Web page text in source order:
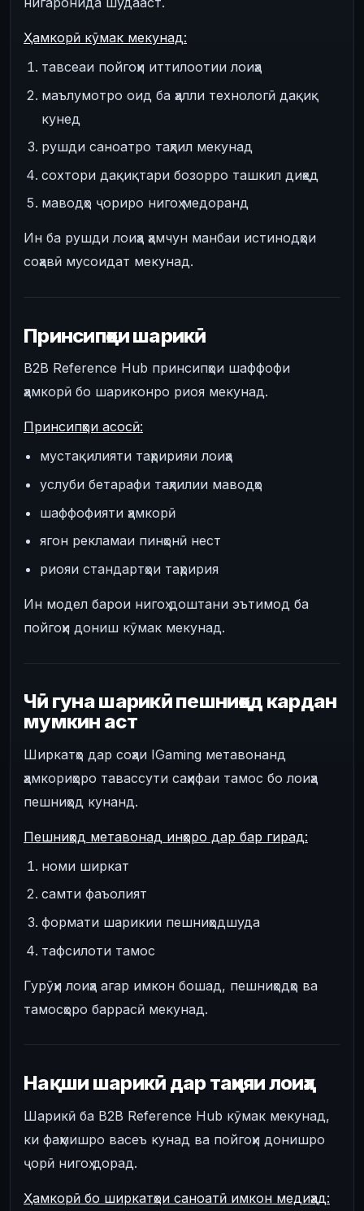
Ҳамкорӣ кӯмак мекунад:
тавсеаи пойгоҳи иттилоотии лоиҳа
маълумотро оид ба ҳалли технологӣ дақиқ
кунед
рушди саноатро таҳлил мекунад
сохтори дақиқтари бозорро ташкил диҳед
маводҳо ҷориро нигоҳ медоранд
Ин ба рушди лоиҳа ҳамчун манбаи истинодҳои
соҳавӣ мусоидат мекунад.
Принсипҳои шарикӣ
B2B Reference Hub принсипҳои шаффофи
ҳамкорӣ бо шариконро риоя мекунад.
Принсипҳои асосӣ:
мустақилияти таҳририяи лоиҳа
услуби бетарафи таҳлилии маводҳо
шаффофияти ҳамкорӣ
ягон рекламаи пинҳонӣ нест
риояи стандартҳои таҳририя
Ин модел барои нигоҳ доштани эътимод ба
пойгоҳи дониш кӯмак мекунад.
Чӣ гуна шарикӣ пешниҳод кардан
мумкин аст
Ширкатҳо дар соҳаи IGaming метавонанд
ҳамкориҳоро тавассути саҳифаи тамос бо лоиҳа
пешниҳод кунанд.
Пешниҳод метавонад инҳоро дар бар гирад:
номи ширкат
самти фаъолият
формати шарикии пешниҳодшуда
тафсилоти тамос
Гурӯҳи лоиҳа агар имкон бошад, пешниҳодҳо ва
тамосҳоро баррасӣ мекунад.
Нақши шарикӣ дар таҳияи лоиҳа
Шарикӣ ба B2B Reference Hub кӯмак мекунад,
ки фаҳмишро васеъ кунад ва пойгоҳи донишро
ҷорӣ нигоҳ дорад.
Ҳамкорӣ бо ширкатҳои саноатӣ имкон медиҳад: